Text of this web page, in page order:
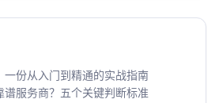
份从入门到精通的实战指南
服务商？五个关键判断标准